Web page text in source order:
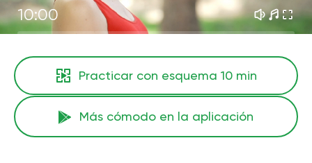
10:00
Practicar con esquema 10 min
Más cómodo en la aplicación